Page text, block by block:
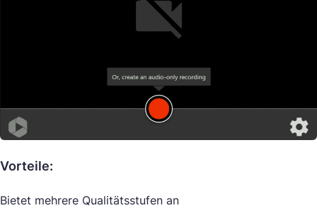
Vorteile:
Bietet mehrere Qualitätsstufen an